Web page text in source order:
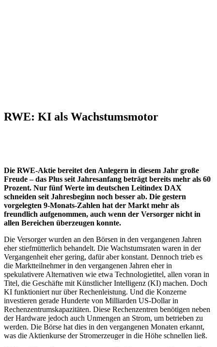
RWE: KI als Wachstumsmotor
Die RWE-Aktie bereitet den Anlegern in diesem Jahr große
Freude – das Plus seit Jahresanfang beträgt bereits mehr als 60
Prozent. Nur fünf Werte im deutschen Leitindex DAX
schneiden seit Jahresbeginn noch besser ab. Die gestern
vorgelegten 9-Monats-Zahlen hat der Markt mehr als
freundlich aufgenommen, auch wenn der Versorger nicht in
allen Bereichen überzeugen konnte.
Die Versorger wurden an den Börsen in den vergangenen Jahren
eher stiefmütterlich behandelt. Die Wachstumsraten waren in der
Vergangenheit eher gering, dafür aber konstant. Dennoch trieb es
die Marktteilnehmer in den vergangenen Jahren eher in
spekulativere Alternativen wie etwa Technologietitel, allen voran in
Titel, die Geschäfte mit Künstlicher Intelligenz (KI) machen. Doch
KI funktioniert nur über Rechenleistung. Und die Konzerne
investieren gerade Hunderte von Milliarden US-Dollar in
Rechenzentrumskapazitäten. Diese Rechenzentren benötigen neben
der Hardware jedoch auch Unmengen an Strom, um betrieben zu
werden. Die Börse hat dies in den vergangenen Monaten erkannt,
was die Aktienkurse der Stromerzeuger in die Höhe schnellen ließ.